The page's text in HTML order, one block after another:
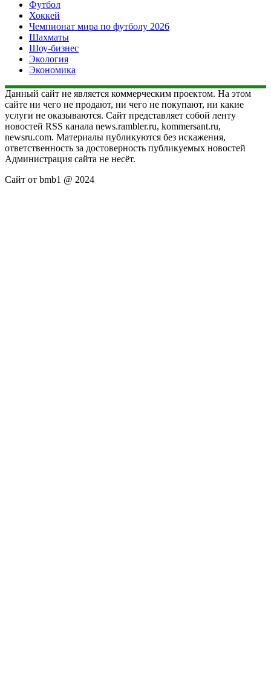
Футбол
Хоккей
Чемпионат мира по футболу 2026
Шахматы
Шоу-бизнес
Экология
Экономика
Данный сайт не является коммерческим проектом. На этом
сайте ни чего не продают, ни чего не покупают, ни какие
услуги не оказываются. Сайт представляет собой ленту
новостей RSS канала news.rambler.ru, kommersant.ru,
newsru.com. Материалы публикуются без искажения,
ответственность за достоверность публикуемых новостей
Администрация сайта не несёт.
Сайт от bmb1 @ 2024